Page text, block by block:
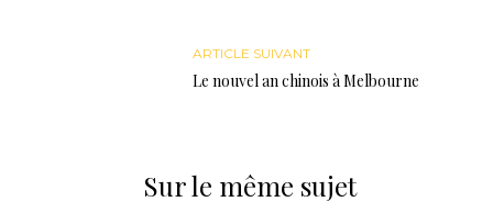
ARTICLE SUIVANT
Le nouvel an chinois à Melbourne
Sur le même sujet